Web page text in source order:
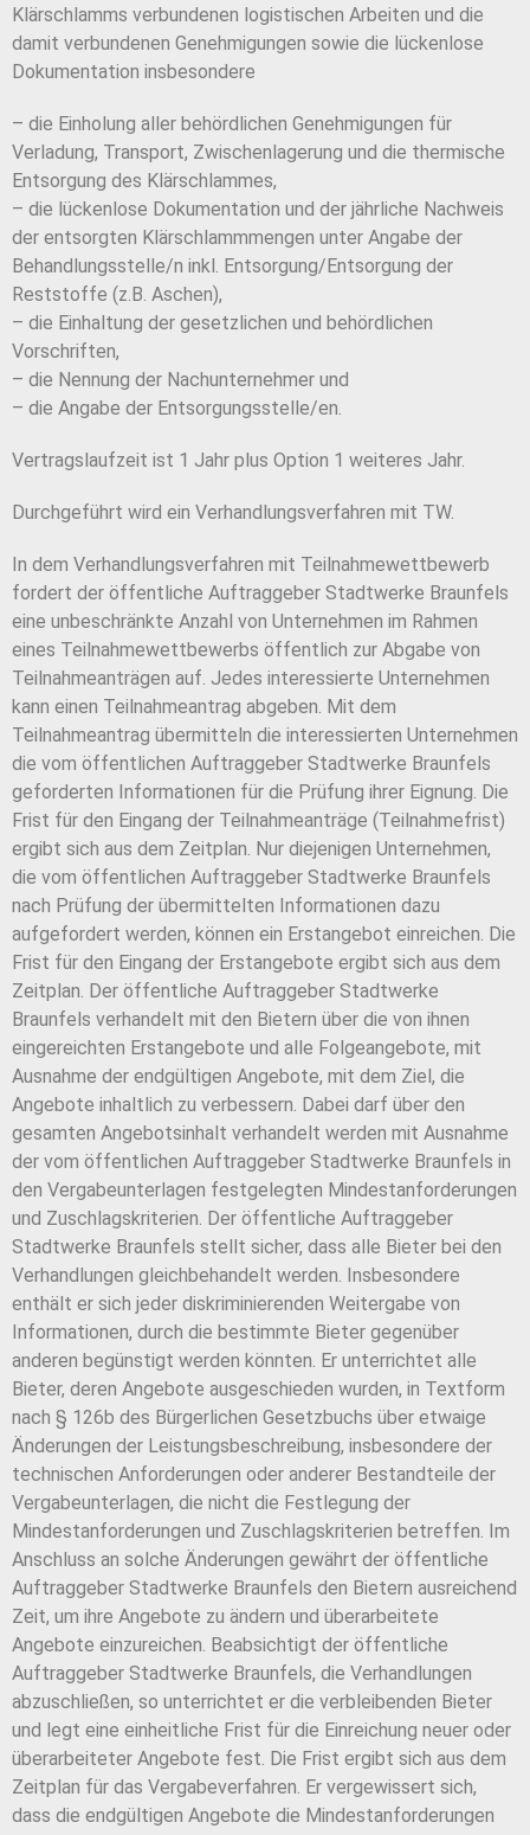
Klärschlamms verbundenen logistischen Arbeiten und die
damit verbundenen Genehmigungen sowie die lückenlose
Dokumentation insbesondere
– die Einholung aller behördlichen Genehmigungen für
Verladung, Transport, Zwischenlagerung und die thermische
Entsorgung des Klärschlammes,
– die lückenlose Dokumentation und der jährliche Nachweis
der entsorgten Klärschlammmengen unter Angabe der
Behandlungsstelle/n inkl. Entsorgung/Entsorgung der
Reststoffe (z.B. Aschen),
– die Einhaltung der gesetzlichen und behördlichen
Vorschriften,
– die Nennung der Nachunternehmer und
– die Angabe der Entsorgungsstelle/en.
Vertragslaufzeit ist 1 Jahr plus Option 1 weiteres Jahr.
Durchgeführt wird ein Verhandlungsverfahren mit TW.
In dem Verhandlungsverfahren mit Teilnahmewettbewerb
fordert der öffentliche Auftraggeber Stadtwerke Braunfels
eine unbeschränkte Anzahl von Unternehmen im Rahmen
eines Teilnahmewettbewerbs öffentlich zur Abgabe von
Teilnahmeanträgen auf. Jedes interessierte Unternehmen
kann einen Teilnahmeantrag abgeben. Mit dem
Teilnahmeantrag übermitteln die interessierten Unternehmen
die vom öffentlichen Auftraggeber Stadtwerke Braunfels
geforderten Informationen für die Prüfung ihrer Eignung. Die
Frist für den Eingang der Teilnahmeanträge (Teilnahmefrist)
ergibt sich aus dem Zeitplan. Nur diejenigen Unternehmen,
die vom öffentlichen Auftraggeber Stadtwerke Braunfels
nach Prüfung der übermittelten Informationen dazu
aufgefordert werden, können ein Erstangebot einreichen. Die
Frist für den Eingang der Erstangebote ergibt sich aus dem
Zeitplan. Der öffentliche Auftraggeber Stadtwerke
Braunfels verhandelt mit den Bietern über die von ihnen
eingereichten Erstangebote und alle Folgeangebote, mit
Ausnahme der endgültigen Angebote, mit dem Ziel, die
Angebote inhaltlich zu verbessern. Dabei darf über den
gesamten Angebotsinhalt verhandelt werden mit Ausnahme
der vom öffentlichen Auftraggeber Stadtwerke Braunfels in
den Vergabeunterlagen festgelegten Mindestanforderungen
und Zuschlagskriterien. Der öffentliche Auftraggeber
Stadtwerke Braunfels stellt sicher, dass alle Bieter bei den
Verhandlungen gleichbehandelt werden. Insbesondere
enthält er sich jeder diskriminierenden Weitergabe von
Informationen, durch die bestimmte Bieter gegenüber
anderen begünstigt werden könnten. Er unterrichtet alle
Bieter, deren Angebote ausgeschieden wurden, in Textform
nach § 126b des Bürgerlichen Gesetzbuchs über etwaige
Änderungen der Leistungsbeschreibung, insbesondere der
technischen Anforderungen oder anderer Bestandteile der
Vergabeunterlagen, die nicht die Festlegung der
Mindestanforderungen und Zuschlagskriterien betreffen. Im
Anschluss an solche Änderungen gewährt der öffentliche
Auftraggeber Stadtwerke Braunfels den Bietern ausreichend
Zeit, um ihre Angebote zu ändern und überarbeitete
Angebote einzureichen. Beabsichtigt der öffentliche
Auftraggeber Stadtwerke Braunfels, die Verhandlungen
abzuschließen, so unterrichtet er die verbleibenden Bieter
und legt eine einheitliche Frist für die Einreichung neuer oder
überarbeiteter Angebote fest. Die Frist ergibt sich aus dem
Zeitplan für das Vergabeverfahren. Er vergewissert sich,
dass die endgültigen Angebote die Mindestanforderungen